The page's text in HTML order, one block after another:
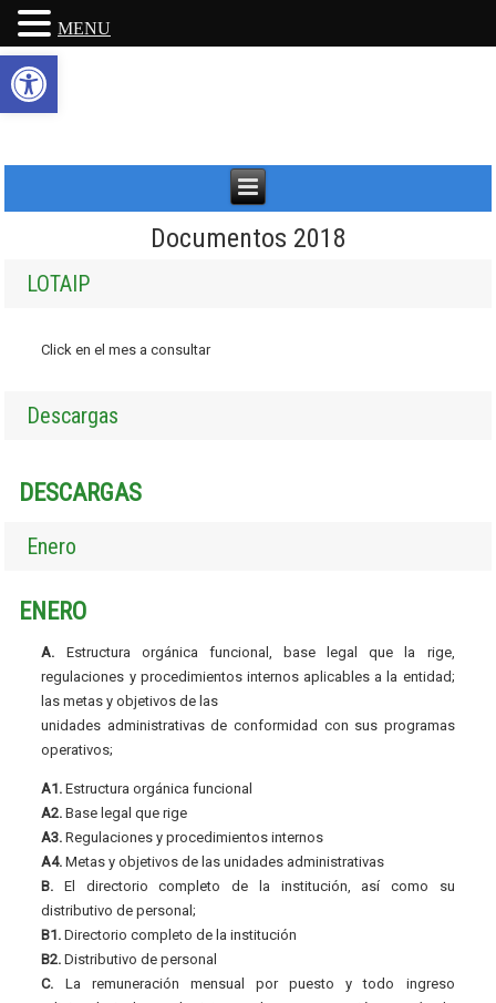
Documentos 2018
LOTAIP
Click en el mes a consultar
Descargas
DESCARGAS
Enero
ENERO
A. Estructura orgánica funcional, base legal que la rige,
regulaciones y procedimientos internos aplicables a la entidad;
las metas y objetivos de las
unidades administrativas de conformidad con sus programas
operativos;
A1. Estructura orgánica funcional
A2. Base legal que rige
A3. Regulaciones y procedimientos internos
A4. Metas y objetivos de las unidades administrativas
B. El directorio completo de la institución, así como su
distributivo de personal;
B1. Directorio completo de la institución
B2. Distributivo de personal
C. La remuneración mensual por puesto y todo ingreso
MENU
Abrir barra de herramientas